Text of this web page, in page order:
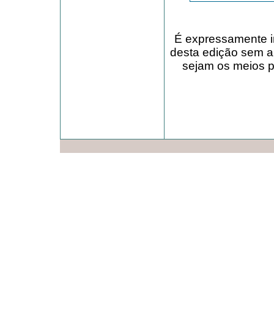
É expressamente
desta edição sem
sejam os meios